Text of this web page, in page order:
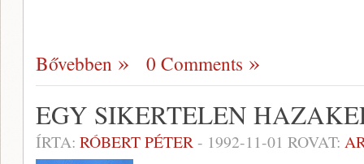
Bővebben 0 Comments
EGY SIKERTELEN
ÍRTA: RÓBERT PÉTER- 1992-11-01 ROVAT: